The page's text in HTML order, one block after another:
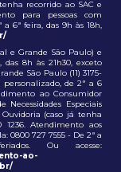
recorrido ao SAC e
para pessoas com
6ª feira, das 9h às 18h,
e Grande São Paulo) e
das 8h às 21h30, exceto
São Paulo (11) 3175-
personalizado, de 2ª a 6
ao Consumidor
Necessidades Especiais
(caso já tenha
Atendimento aos
0800 727 7555 - De 2ª a
Ou acesse:
ao-